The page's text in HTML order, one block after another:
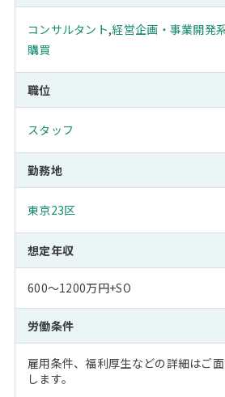
コンサルタント,経営企画・事業開発
購買
職位
スタッフ
勤務地
東京23区
想定年収
600～1200万円+SO
労働条件
雇用条件、福利厚生などの詳細はご
します。